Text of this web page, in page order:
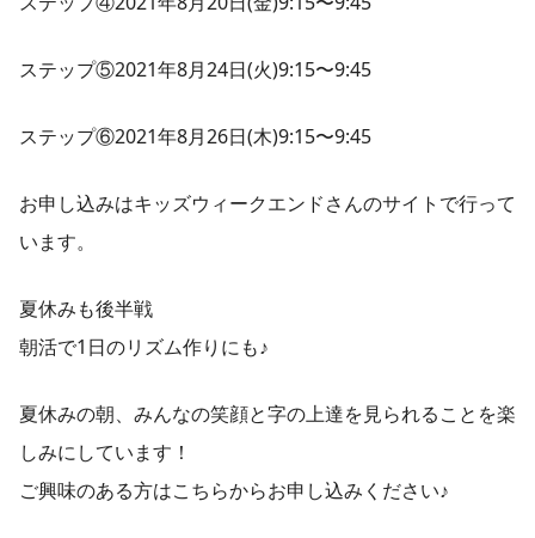
ステップ⑤2021年8月24日(火)9:15〜9:45
ステップ⑥2021年8月26日(木)9:15〜9:45
お申し込みはキッズウィークエンドさんのサイトで行って
います。
夏休みも後半戦
朝活で1日のリズム作りにも♪
夏休みの朝、みんなの笑顔と字の上達を見られることを楽
しみにしています！
ご興味のある方はこちらからお申し込みください♪